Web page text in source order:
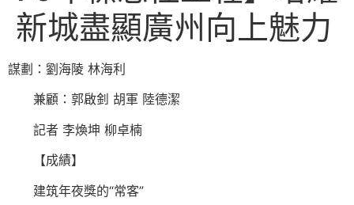
新城盡顯廣州向上魅力
謀劃：劉海陵 林海利
兼顧：郭啟釗 胡軍 陸德潔
記者 李煥坤 柳卓楠
【成績】
建筑年夜獎的“常客”